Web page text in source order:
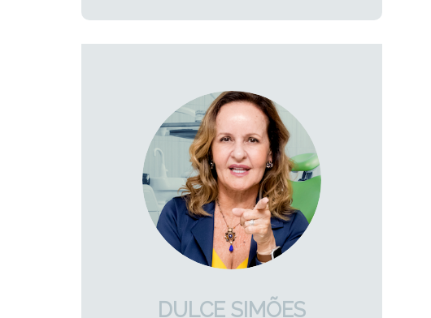
DULCE SIMÕES